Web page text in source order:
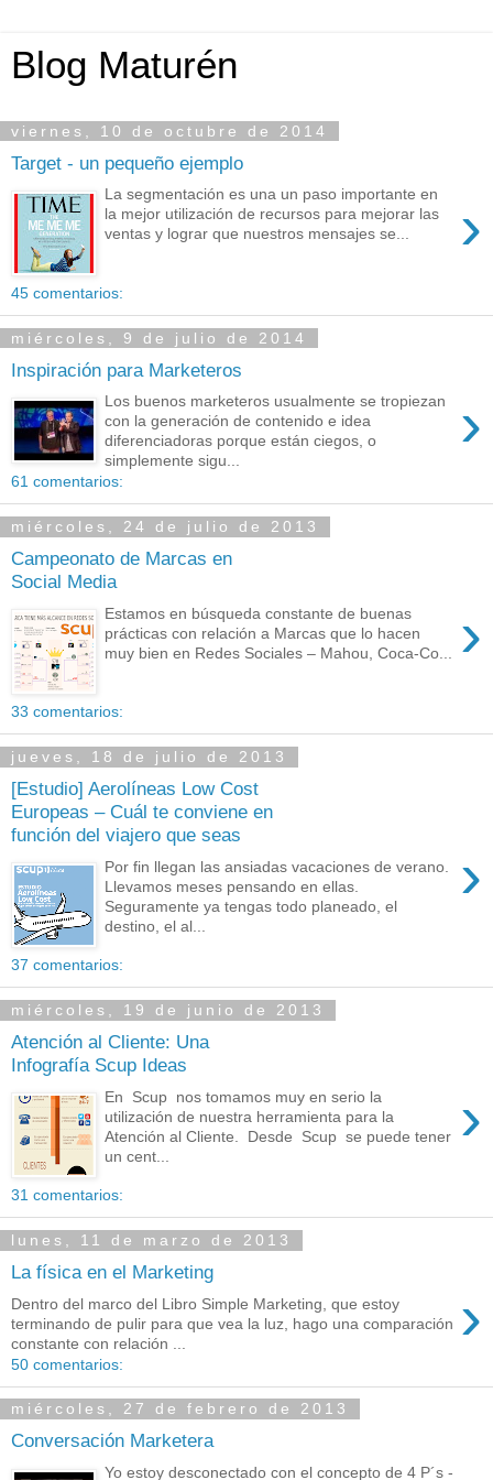
Blog Maturén
viernes, 10 de octubre de 2014
Target - un pequeño ejemplo
›
La segmentación es una un paso importante en
la mejor utilización de recursos para mejorar las
ventas y lograr que nuestros mensajes se...
45 comentarios:
miércoles, 9 de julio de 2014
Inspiración para Marketeros
›
Los buenos marketeros usualmente se tropiezan
con la generación de contenido e idea
diferenciadoras porque están ciegos, o
simplemente sigu...
61 comentarios:
miércoles, 24 de julio de 2013
Campeonato de Marcas en
Social Media
›
Estamos en búsqueda constante de buenas
prácticas con relación a Marcas que lo hacen
muy bien en Redes Sociales – Mahou, Coca-Co...
33 comentarios:
jueves, 18 de julio de 2013
[Estudio] Aerolíneas Low Cost
Europeas – Cuál te conviene en
función del viajero que seas
›
Por fin llegan las ansiadas vacaciones de verano.
Llevamos meses pensando en ellas.
Seguramente ya tengas todo planeado, el
destino, el al...
37 comentarios:
miércoles, 19 de junio de 2013
Atención al Cliente: Una
Infografía Scup Ideas
›
En Scup nos tomamos muy en serio la
utilización de nuestra herramienta para la
Atención al Cliente. Desde Scup se puede tener
un cent...
31 comentarios:
lunes, 11 de marzo de 2013
La física en el Marketing
›
Dentro del marco del Libro Simple Marketing, que estoy
terminando de pulir para que vea la luz, hago una comparación
constante con relación ...
50 comentarios:
miércoles, 27 de febrero de 2013
Conversación Marketera
Yo estoy desconectado con el concepto de 4 P´s -